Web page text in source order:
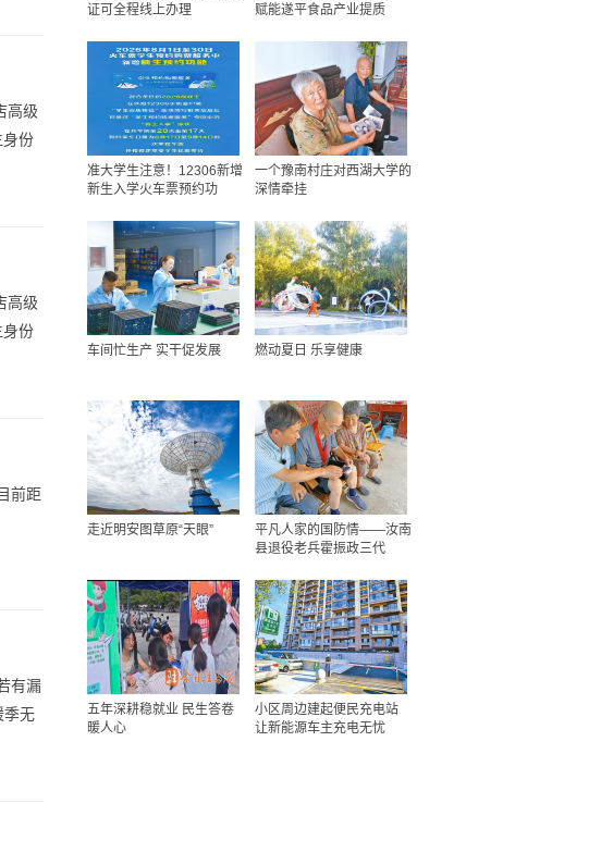
高级
份
高级
份
前距
有漏
季无
证可全程线上办理
赋能遂平食品产业提质
准大学生注意！12306新增
新生入学火车票预约功
一个豫南村庄对西湖大学的
深情牵挂
车间忙生产 实干促发展 燃动夏日 乐享健康
走近明安图草原“天眼”
平凡人家的国防情——汝南
县退役老兵霍振政三代
五年深耕稳就业 民生答卷
暖人心
小区周边建起便民充电站
让新能源车主充电无忧